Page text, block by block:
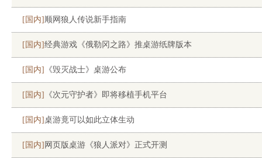
[国内] 顺网狼人传说新手指南
[国内]经典游戏《俄勒冈之路》推桌游纸牌版本
[国内] 《毁灭战士》桌游公布
[国内] 《次元守护者》即将移植手机平台
[国内]桌游竟可以如此立体生动
[国内] 网页版桌游《狼人派对》正式开测